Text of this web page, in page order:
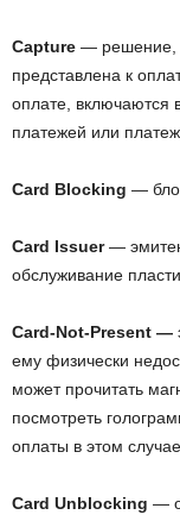
Capture — решение,
представлена к
оплате, включаются
платежей или
Card Blocking —
Сard Issuer—
обслуживание
Card-Not-Present —
ему физически
может прочитать
посмотреть
оплаты в этом
Card Unblocking —